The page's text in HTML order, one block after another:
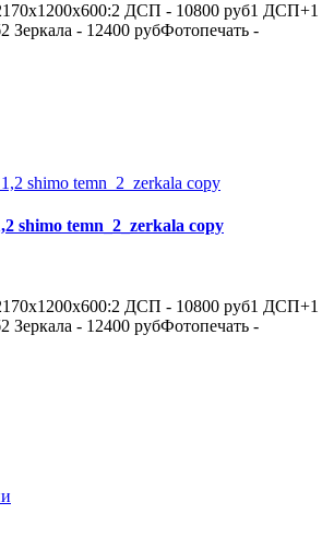
ДСП - 10800 руб1 ДСП+1
Зеркала - 12400 рубФотопечать -
shimo temn_2_zerkala copy
ДСП - 10800 руб1 ДСП+1
Зеркала - 12400 рубФотопечать -